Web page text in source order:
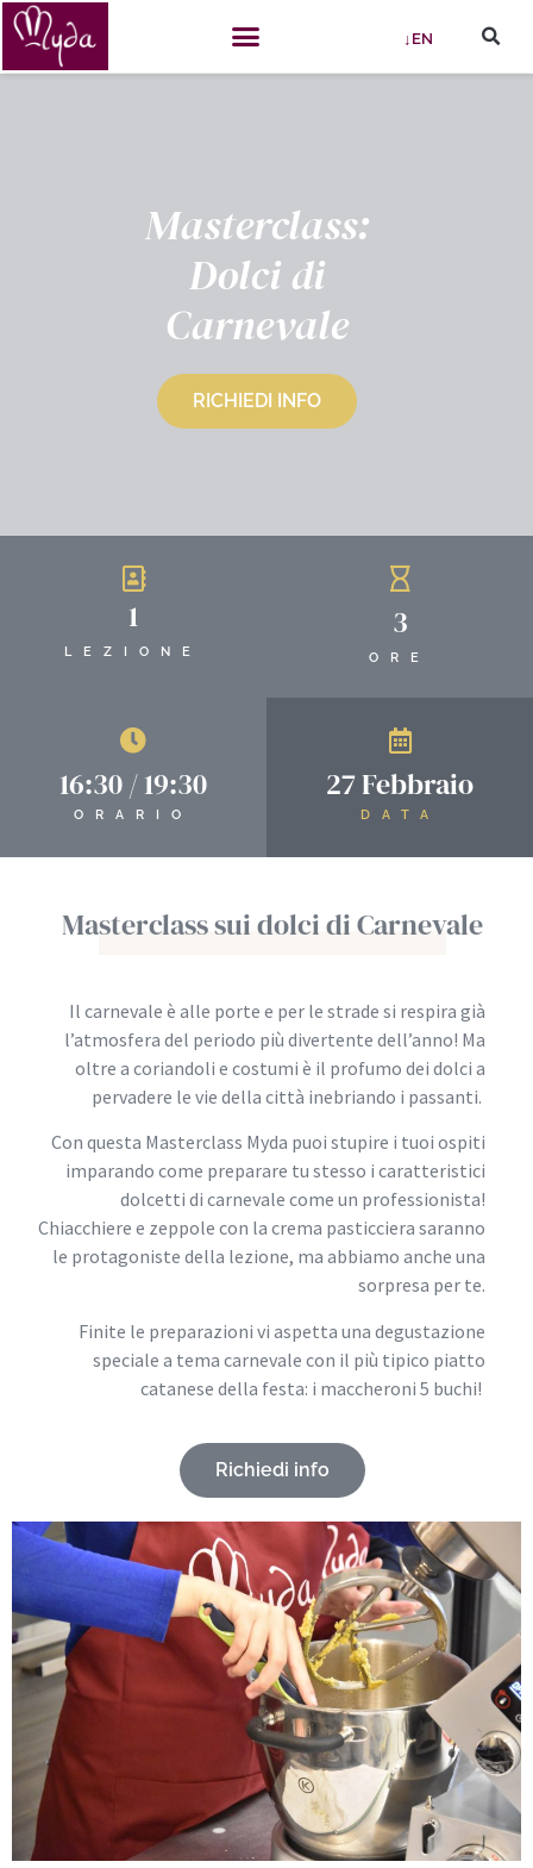
↓EN
Masterclass:
Dolci di
Carnevale
RICHIEDI INFO
LEZIONE
1
ORE
3
16:30 / 19:30
ORARIO
27 Febbraio
DATA
Masterclass sui dolcidi Carnevale
Il carnevale è alle porte e per le strade si respira già
l’atmosfera del periodo più divertente dell’anno! Ma
oltre a coriandoli e costumi è il profumo dei dolci a
pervadere le vie della città inebriando i passanti.
Con questa Masterclass Myda puoi stupire i tuoi ospiti
imparando come preparare tu stesso i caratteristici
dolcetti di carnevale come un professionista!
Chiacchiere e zeppole con la crema pasticciera saranno
le protagoniste della lezione, ma abbiamo anche una
sorpresa per te.
Finite le preparazioni vi aspetta una degustazione
speciale a tema carnevale con il più tipico piatto
catanese della festa: i maccheroni 5 buchi!
Richiedi info